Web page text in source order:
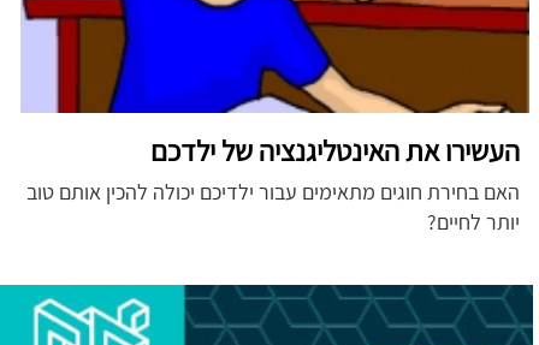
העשירו את האינטליגנציה של ילדכם
האם בחירת חוגים מתאימים עבור ילדיכם יכולה להכין אותם טוב
יותר לחיים?